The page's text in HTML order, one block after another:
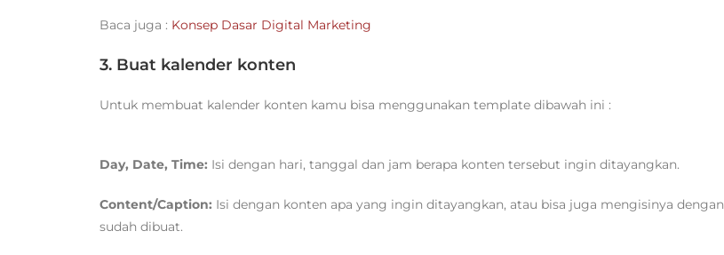
Baca juga : Konsep Dasar Digital Marketing
3. Buat kalender konten
Untuk membuat kalender konten kamu bisa menggunakan template dibawah ini :
Day, Date, Time: Isi dengan hari, tanggal dan jam berapa konten tersebut ingin ditayangkan.
Content/Caption: Isi dengan konten apa yang ingin ditayangkan, atau bisa juga mengisinya dengan
sudah dibuat.